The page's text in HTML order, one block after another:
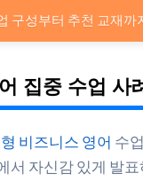
구성부터 추천 교재까
집중 수업 사
비즈니스 영어 수
서 자신감 있게 발